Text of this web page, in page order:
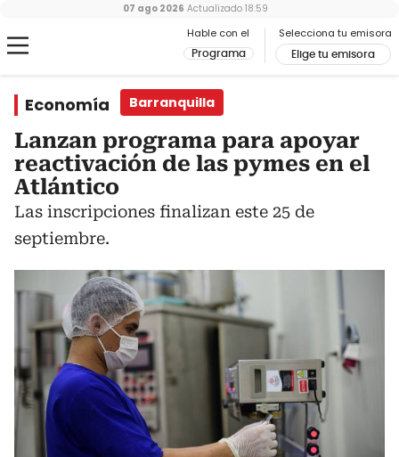
Hable con el
Programa
Selecciona tu emisora
Elige tu emisora
07 ago 2026 Actualizado 18:59
Economía Barranquilla
Lanzan programa para apoyar
reactivación de las pymes en el
Atlántico
Las inscripciones finalizan este 25 de
septiembre.